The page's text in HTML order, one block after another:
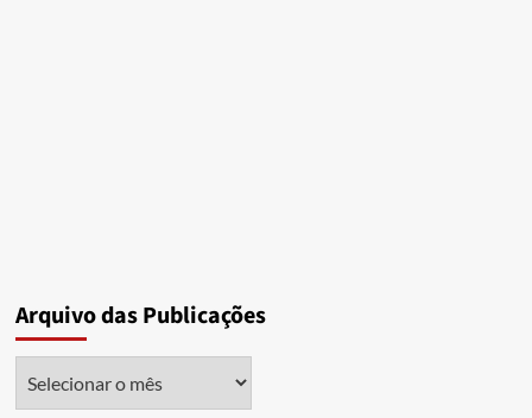
Arquivo das Publicações